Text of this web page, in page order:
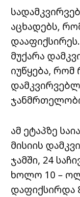
აცხადებს,
მუქარა
იუწყება, რომ
ამ ეტაპზე
მისიის
ჯამში, 24
ხოლო 10 –
დაფიქსირდა